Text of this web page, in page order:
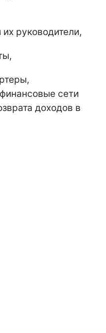
руководители,
сети
доходов в